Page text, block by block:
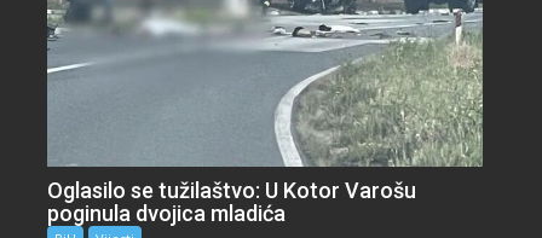
Oglasilo se tužilaštvo: U Kotor Varošu
poginula dvojica mladića